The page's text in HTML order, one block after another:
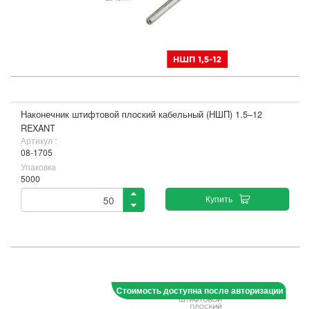
Наконечник штифтовой плоский кабельный (НШП) 1.5–12
REXANT
Артикул :
08-1705
Упаковка
5000
Купить
Стоимость доступна после авторизации